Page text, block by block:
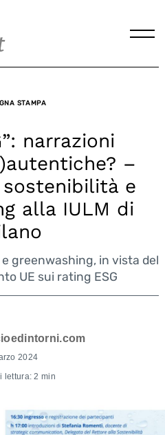
STAMPA
narrazioni
–
e
alla IULM di
greenwashing, in vista del
UE sui rating ESG
2024
lettura: 2 min